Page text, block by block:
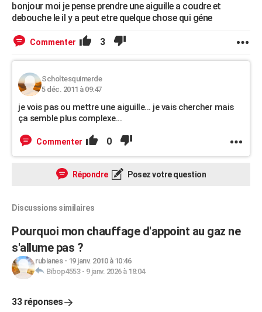
FORUM
Bricolage
Lifestyle
Culture
Sport
Auto
Television
Voyage
Cinema
bonjour moi je pense prendre une aiguille a coudre et
debouche le il y a peut etre quelque chose qui géne
Commenter 3
Scholtesquimerde
5 déc. 2011 à 09:47
je vois pas ou mettre une aiguille... je vais chercher mais
ça semble plus complexe...
Commenter 0
Répondre Posez votre question
Discussions similaires
Pourquoi mon chauffage d'appoint au gaz ne
s'allume pas ?
rubianes- 19 janv. 2010 à 10:46
Bibop4553- 9 janv. 2026 à 18:04
33 réponses